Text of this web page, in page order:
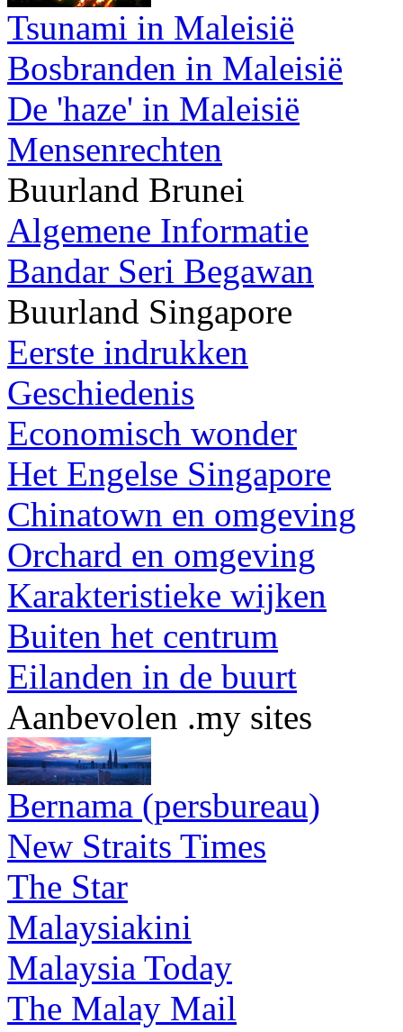
Tsunami in Maleisië
Bosbranden in Maleisië
De 'haze' in Maleisië
Mensenrechten
Buurland Brunei
Algemene Informatie
Bandar Seri Begawan
Buurland Singapore
Eerste indrukken
Geschiedenis
Economisch wonder
Het Engelse Singapore
Chinatown en omgeving
Orchard en omgeving
Karakteristieke wijken
Buiten het centrum
Eilanden in de buurt
Aanbevolen .my sites
Bernama (persbureau)
New Straits Times
The Star
Malaysiakini
Malaysia Today
The Malay Mail